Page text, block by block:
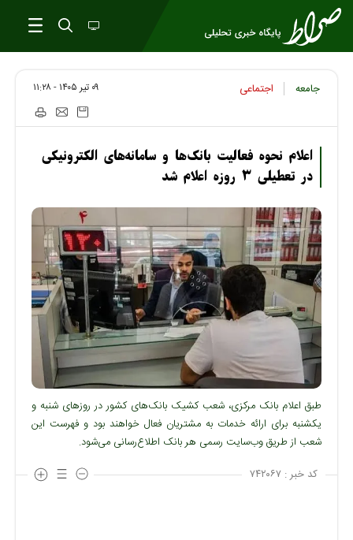
جامعه اجتماعی ۰۹ تير ۱۴۰۵ - ۱۱:۲۸
اعلام نحوه فعالیت بانک‌ها و سامانه‌های الکترونیکی
در تعطیلی ۳ روزه اعلام شد
طبق اعلام بانک مرکزی، شعب کشیک بانک‌های کشور در روزهای شنبه و
یکشنبه برای ارائه خدمات به مشتریان فعال خواهند بود و فهرست این
شعب از طریق وب‌سایت رسمی هر بانک اطلاع‌رسانی می‌شود.
کد خبر : ۷۴۲۰۶۷